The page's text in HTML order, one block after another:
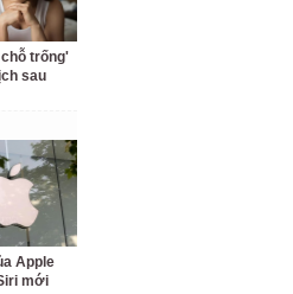
chỗ trống'
sau
Apple
mới